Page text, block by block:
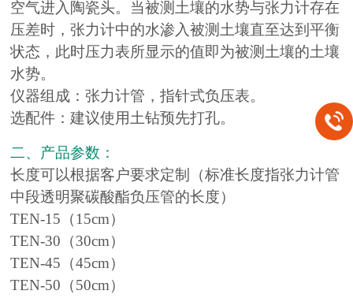
空气进入陶瓷头。当被测土壤的水势与张力计存在
压差时，张力计中的水渗入被测土壤直至达到平衡
状态，此时压力表所显示的值即为被测土壤的土壤
水势。
仪器组成：张力计管，指针式负压表。
选配件：建议使用土钻预先打孔。
二、产品参数：
长度可以根据客户要求定制（标准长度指张力计管
中段透明聚碳酸酯负压管的长度）
TEN-15（15cm）
TEN-30（30cm）
TEN-45（45cm）
TEN-50（50cm）